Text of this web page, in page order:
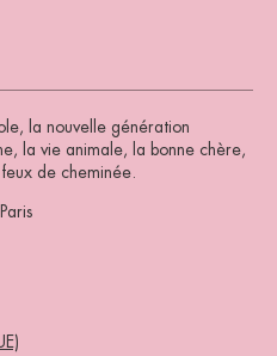
la nouvelle génération
la vie animale, la bonne chère,
de cheminée.